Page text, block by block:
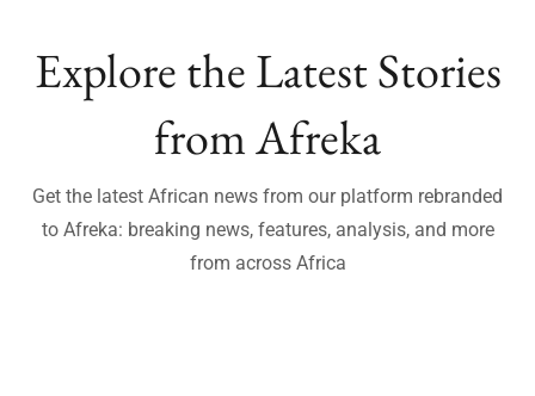
Explore the Latest Stories
from Afreka
Get the latest African news from our platform rebranded
to Afreka: breaking news, features, analysis, and more
from across Africa